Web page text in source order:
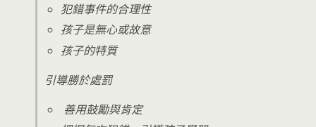
犯錯事件的合理性
孩子是無心或故意
孩子的特質
引導勝於處罰
善用鼓勵與肯定